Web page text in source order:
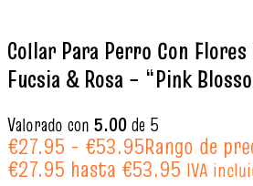
Collar Para Perro Con Flores
Fucsia & Rosa – “Pink
Valorado con 5.00de 5
€27.95 - €53.95Rango de
€27.95 hasta €53.95 IVA